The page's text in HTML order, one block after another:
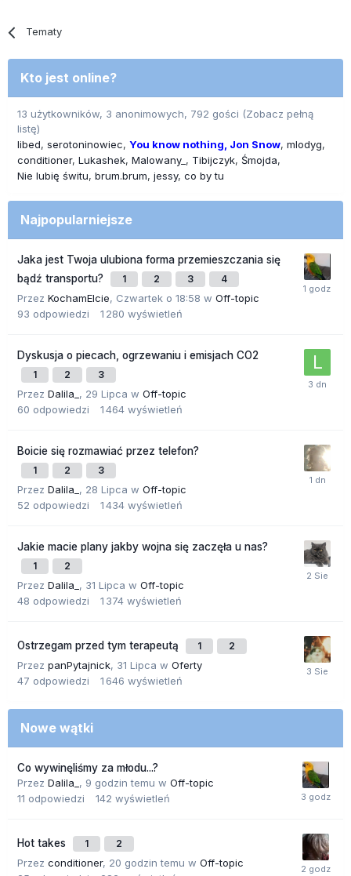
Tematy
Kto jest online?
13 użytkowników, 3 anonimowych, 792 gości (Zobacz pełną
listę)
libed serotoninowiec You know nothing, Jon Snow mlodyg
conditioner Lukashek Malowany_ Tibijczyk Śmojda
Nie lubię świtu brum.brum jessy co by tu
Najpopularniejsze
Jaka jest Twoja ulubiona forma przemieszczania się
bądź transportu?
1 2 3 4
Przez KochamElcie, Czwartek o 18:58 w Off-topic
93 odpowiedzi 1 280 wyświetleń
Dyskusja o piecach, ogrzewaniu i emisjach CO2
1 2 3
Przez Dalila_ , 29 Lipca w Off-topic
60 odpowiedzi 1 464 wyświetleń
Boicie się rozmawiać przez telefon?
1 2 3
Przez Dalila_ , 28 Lipca w Off-topic
52 odpowiedzi 1 434 wyświetleń
Jakie macie plany jakby wojna się zaczęła u nas?
1 2
Przez Dalila_ , 31 Lipca w Off-topic
48 odpowiedzi 1 374 wyświetleń
Ostrzegam przed tym terapeutą 1 2
Przez panPytajnick, 31 Lipca w Oferty
47 odpowiedzi 1 646 wyświetleń
Nowe wątki
Co wywinęliśmy za młodu...?
Przez Dalila_ , 9 godzin temu w Off-topic
11 odpowiedzi 142 wyświetleń
Hot takes 1 2
Przez conditioner, 20 godzin temu w Off-topic